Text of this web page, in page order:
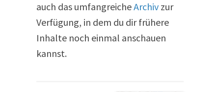
auch das umfangreicheArchiv zur
Verfügung, in dem du dir frühere
Inhalte noch einmal anschauen
kannst.